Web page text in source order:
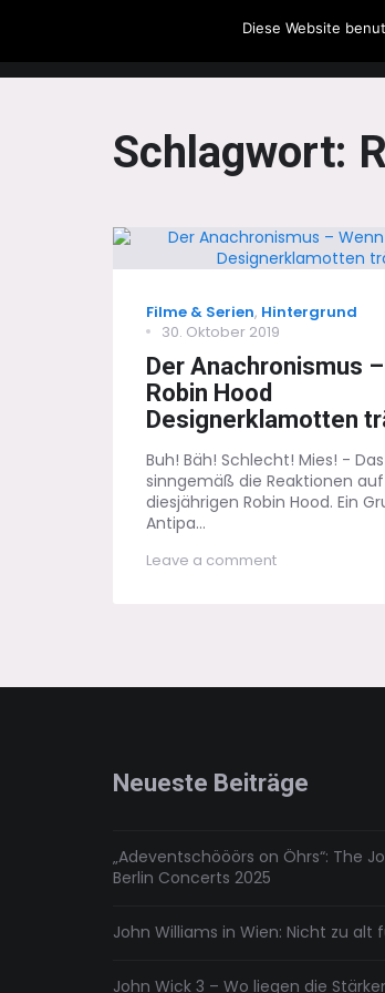
The
Schlagwort:
Categories
Filme & Serien, Hintergrund
Posted
30. Oktober 2019
Der Anachronismus
Robin Hood
Designerklamotten
Buh! Bäh! Schlecht! Mies! -
sinngemäß die Reaktionen
diesjährigen Robin Hood. Ein
Antipa...
Leave a commenton
Neueste Beiträge
„Adeventschööörs on Öhrs“: The
Berlin Concerts 2025
John Williams in Wien: Nicht zu alt
John Wick 3 – Wo liegen die
Diese Website